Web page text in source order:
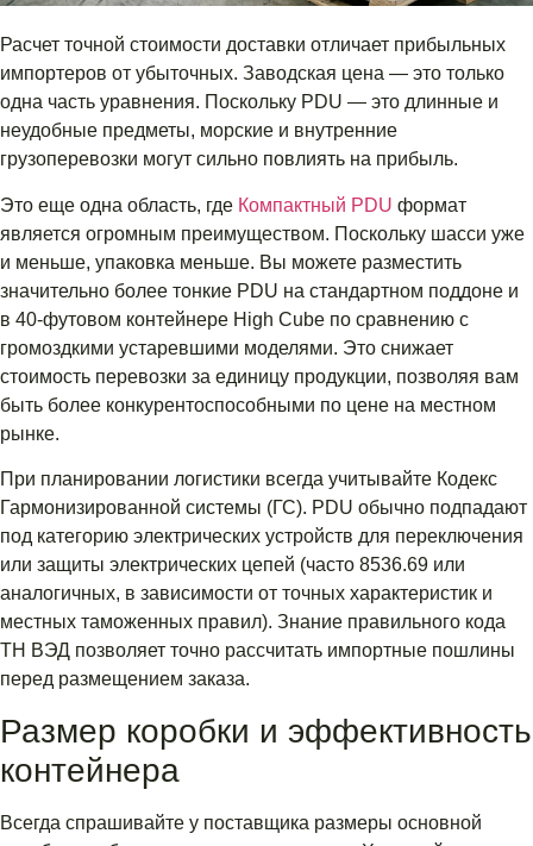
Расчет точной стоимости доставки отличает прибыльных
импортеров от убыточных. Заводская цена — это только
одна часть уравнения. Поскольку PDU — это длинные и
неудобные предметы, морские и внутренние
грузоперевозки могут сильно повлиять на прибыль.
Это еще одна область, где Компактный PDU формат
является огромным преимуществом. Поскольку шасси уже
и меньше, упаковка меньше. Вы можете разместить
значительно более тонкие PDU на стандартном поддоне и
в 40-футовом контейнере High Cube по сравнению с
громоздкими устаревшими моделями. Это снижает
стоимость перевозки за единицу продукции, позволяя вам
быть более конкурентоспособными по цене на местном
рынке.
При планировании логистики всегда учитывайте Кодекс
Гармонизированной системы (ГС). PDU обычно подпадают
под категорию электрических устройств для переключения
или защиты электрических цепей (часто 8536.69 или
аналогичных, в зависимости от точных характеристик и
местных таможенных правил). Знание правильного кода
ТН ВЭД позволяет точно рассчитать импортные пошлины
перед размещением заказа.
Размер коробки и эффективность
контейнера
Всегда спрашивайте у поставщика размеры основной